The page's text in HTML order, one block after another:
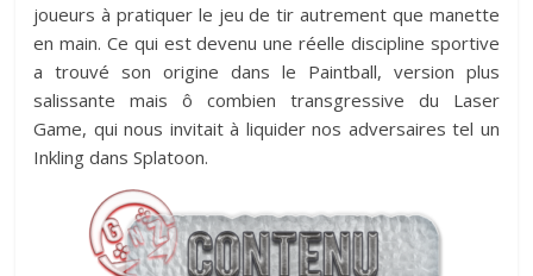
joueurs à pratiquer le jeu de tir autrement que manette
en main. Ce qui est devenu une réelle discipline sportive
a trouvé son origine dans le Paintball, version plus
salissante mais ô combien transgressive du Laser
Game, qui nous invitait à liquider nos adversaires tel un
Inkling dans Splatoon.